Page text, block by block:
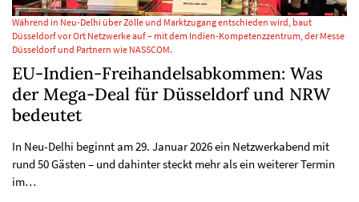
Während in Neu-Delhi über Zölle und Marktzugang entschieden wird, baut
Düsseldorf vor Ort Netzwerke auf – mit dem Indien-Kompetenzzentrum, der Messe
Düsseldorf und Partnern wie NASSCOM.
EU-Indien-Freihandelsabkommen: Was
der Mega-Deal für Düsseldorf und NRW
bedeutet
In Neu-Delhi beginnt am 29. Januar 2026 ein Netzwerkabend mit
rund 50 Gästen – und dahinter steckt mehr als ein weiterer Termin
im…